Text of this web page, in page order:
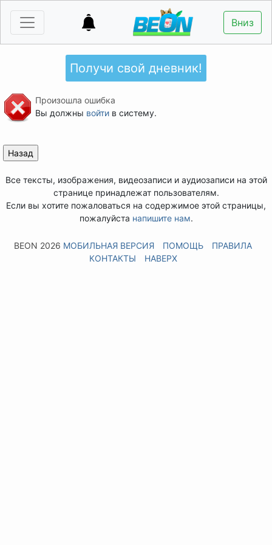
Вниз
Получи свой дневник!
Произошла ошибка
Вы должны войтив систему.
Все тексты, изображения, видеозаписи и аудиозаписи на этой
странице принадлежат пользователям.
Если вы хотите пожаловаться на содержимое этой страницы,
пожалуйста напишите нам.
BEON 2026 МОБИЛЬНАЯ ВЕРСИЯ ПОМОЩЬ
ПРАВИЛА
КОНТАКТЫ
НАВЕРХ